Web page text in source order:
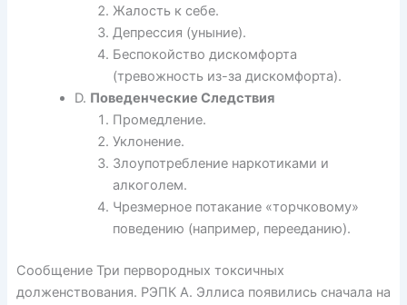
Жалость к себе.
Депрессия (уныние).
Беспокойство дискомфорта
(тревожность из-за дискомфорта).
D. Поведенческие Следствия
Промедление.
Уклонение.
Злоупотребление наркотиками и
алкоголем.
Чрезмерное потакание «торчковому»
поведению (например, перееданию).
Сообщение Три первородных токсичных
долженствования. РЭПК А. Эллиса появились сначала на